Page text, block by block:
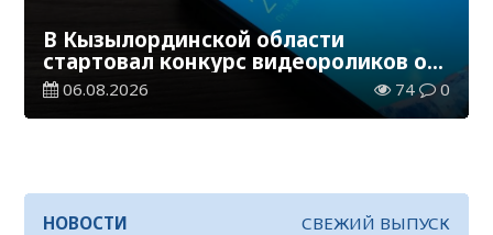
В Кызылординской области
стартовал конкурс видеороликов о
семейных ценностях и Конституции
06.08.2026 74 0
НОВОСТИ СВЕЖИЙ ВЫПУСК